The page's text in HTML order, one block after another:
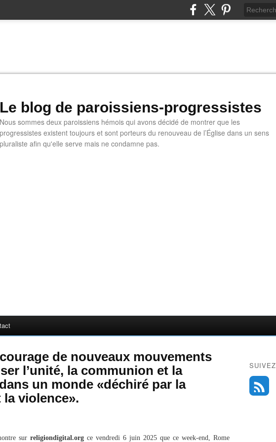
Le blog de paroissiens-progressistes
Nous sommes deux paroissiens hémois qui avons décidé de montrer que les
progressistes existent toujours et sont porteurs du renouveau de l’Église dans un sens
pluraliste afin qu'elle serve mais ne condamne pas.
de nouveaux mouvements
l’unité, la communion et la
un monde «déchiré par la
violence».
sur religiondigital.org ce vendredi 6 juin 2025 que ce week-end, Rome